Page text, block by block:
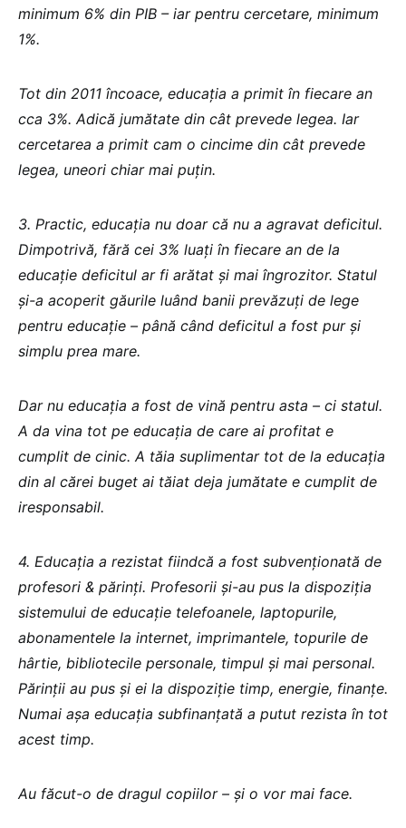
minimum 6% din PIB – iar pentru cercetare, minimum
1%.
Tot din 2011 încoace, educația a primit în fiecare an
cca 3%. Adică jumătate din cât prevede legea. Iar
cercetarea a primit cam o cincime din cât prevede
legea, uneori chiar mai puțin.
3. Practic, educația nu doar că nu a agravat deficitul.
Dimpotrivă, fără cei 3% luați în fiecare an de la
educație deficitul ar fi arătat și mai îngrozitor. Statul
și-a acoperit găurile luând banii prevăzuți de lege
pentru educație – până când deficitul a fost pur și
simplu prea mare.
Dar nu educația a fost de vină pentru asta – ci statul.
A da vina tot pe educația de care ai profitat e
cumplit de cinic. A tăia suplimentar tot de la educația
din al cărei buget ai tăiat deja jumătate e cumplit de
iresponsabil.
4. Educația a rezistat fiindcă a fost subvenționată de
profesori & părinți. Profesorii și-au pus la dispoziția
sistemului de educație telefoanele, laptopurile,
abonamentele la internet, imprimantele, topurile de
hârtie, bibliotecile personale, timpul și mai personal.
Părinții au pus și ei la dispoziție timp, energie, finanțe.
Numai așa educația subfinanțată a putut rezista în tot
acest timp.
Au făcut-o de dragul copiilor – și o vor mai face.